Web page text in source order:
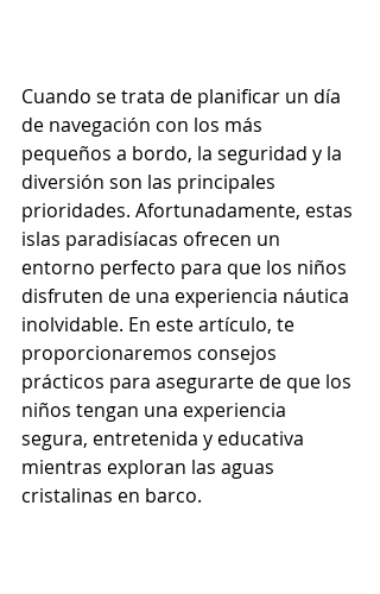
Cuando se trata de planificar un día
de navegación con los más
pequeños a bordo, la seguridad y la
diversión son las principales
prioridades. Afortunadamente, estas
islas paradisíacas ofrecen un
entorno perfecto para que los niños
disfruten de una experiencia náutica
inolvidable. En este artículo, te
proporcionaremos consejos
prácticos para asegurarte de que los
niños tengan una experiencia
segura, entretenida y educativa
mientras exploran las aguas
cristalinas en barco.